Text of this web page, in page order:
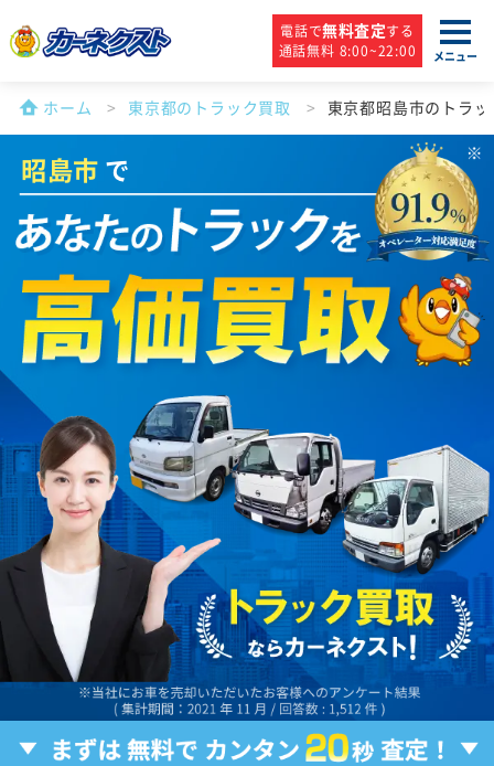
電話で無料査定する
通話無料 8:00~22:00
メニュー
ホーム 東京都のトラック買取 東京都昭島市のトラ
昭島市 で